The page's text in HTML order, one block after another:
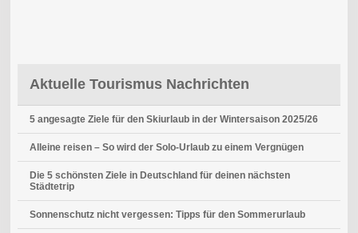
Aktuelle Tourismus Nachrichten
5 angesagte Ziele für den Skiurlaub in der Wintersaison 2025/26
Alleine reisen – So wird der Solo-Urlaub zu einem Vergnügen
Die 5 schönsten Ziele in Deutschland für deinen nächsten
Städtetrip
Sonnenschutz nicht vergessen: Tipps für den Sommerurlaub